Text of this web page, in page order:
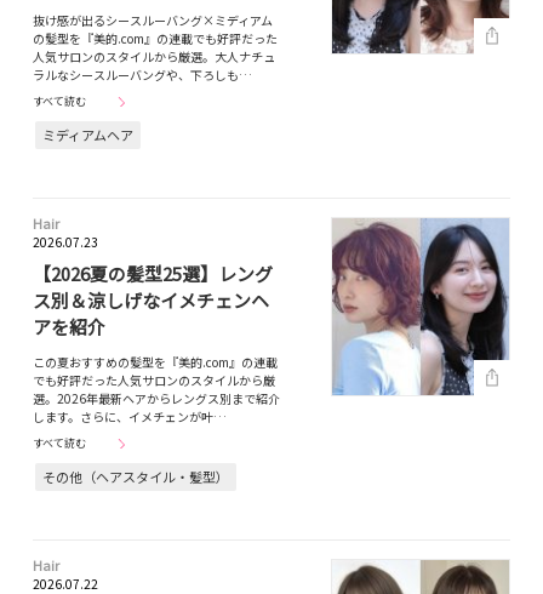
抜け感が出るシースルーバング×ミディアム
の髪型を『美的.com』の連載でも好評だった
人気サロンのスタイルから厳選。大人ナチュ
ラルなシースルーバングや、下ろしも…
すべて読む
ミディアムヘア
Hair
2026.07.23
【2026夏の髪型25選】レング
ス別＆涼しげなイメチェンヘ
アを紹介
この夏おすすめの髪型を『美的.com』の連載
でも好評だった人気サロンのスタイルから厳
選。2026年最新ヘアからレングス別まで紹介
します。さらに、イメチェンが叶…
すべて読む
その他（ヘアスタイル・髪型）
Hair
2026.07.22